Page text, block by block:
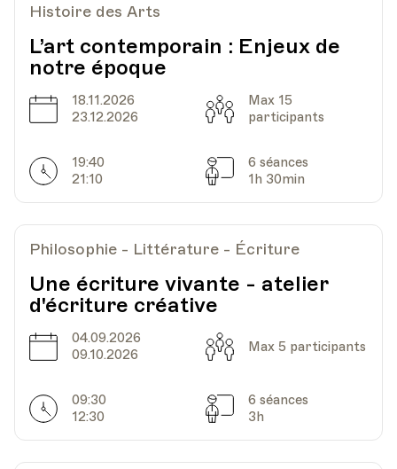
Histoire des Arts
L’art contemporain : Enjeux de
notre époque
Date
18.11.2026
23.12.2026
Capacité
Max 15
participants
Horarires
19:40
21:10
Séances
6 séances
1h 30min
Philosophie - Littérature - Écriture
Une écriture vivante - atelier
d'écriture créative
Date
04.09.2026
09.10.2026
Capacité
Max 5 participants
Horarires
09:30
12:30
Séances
6 séances
3h